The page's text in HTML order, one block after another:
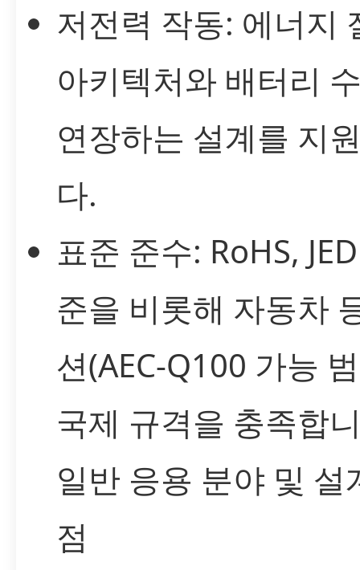
저전력 작동: 에너지
아키텍처와 배터리
연장하는 설계를 지
다.
표준 준수: RoHS,
준을 비롯해 자동차
션(AEC-Q100 가능
국제 규격을 충족합
일반 응용 분야 및 설
점